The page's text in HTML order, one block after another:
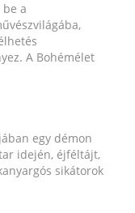
a
A Bohémélet
egy démon
idején, éjféltájt,
sikátorok